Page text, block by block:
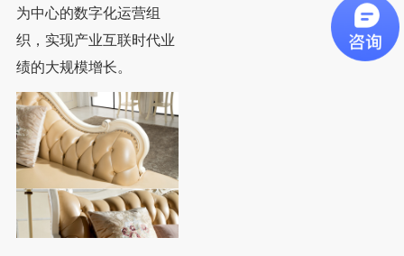
为中心的数字化运营组
织，实现产业互联时代业
绩的大规模增长。